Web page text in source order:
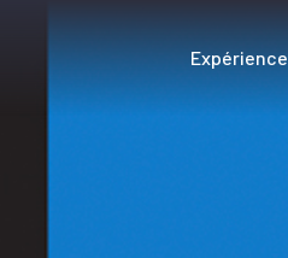
Expérience